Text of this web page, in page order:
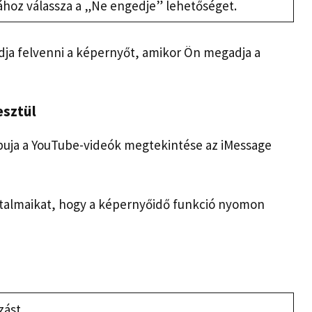
válassza a „Ne engedje” lehetőséget.
felvenni a képernyőt, amikor Ön megadja a
a YouTube-videók megtekintése az iMessage
hogy a képernyőidő funkció nyomon